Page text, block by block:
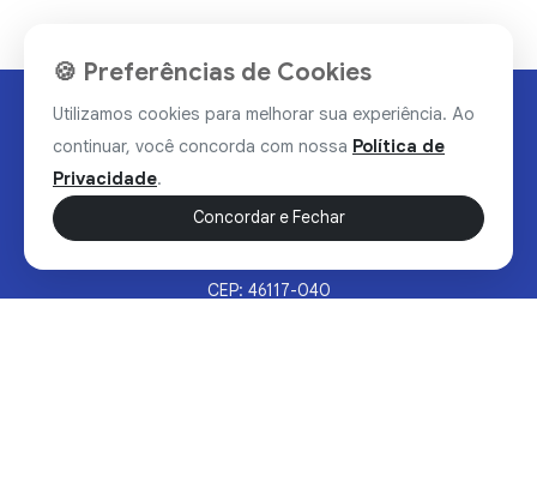
CEP: 46117-040
🍪 Preferências de Cookies
Utilizamos cookies para melhorar sua experiência. Ao
continuar, você concorda com nossa Política de
Privacidade.
Concordar e Fechar